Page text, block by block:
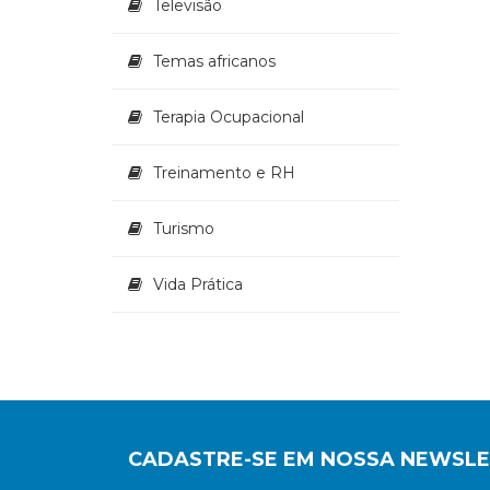
Televisão
Temas africanos
Terapia Ocupacional
Treinamento e RH
Turismo
Vida Prática
CADASTRE-SE EM NOSSA